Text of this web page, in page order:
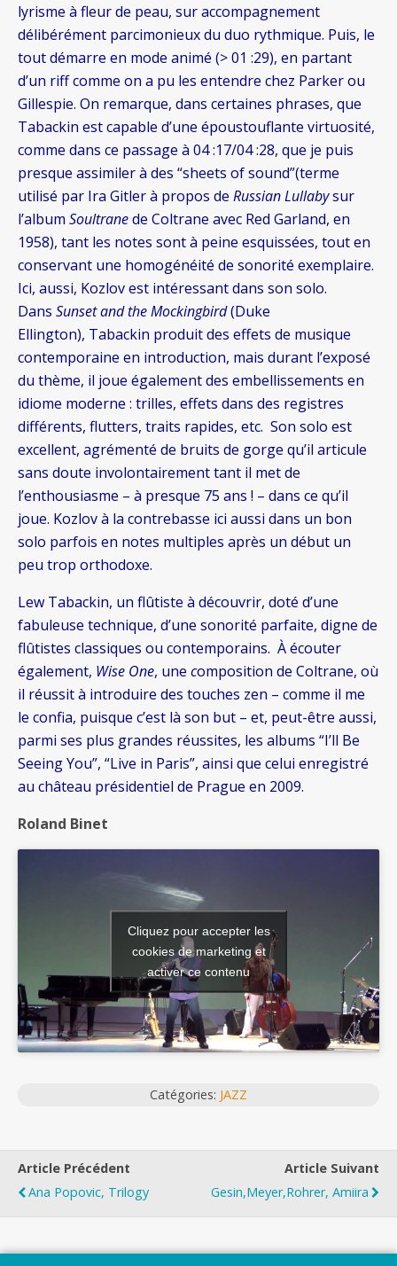
lyrisme à fleur de peau, sur accompagnement
délibérément parcimonieux du duo rythmique. Puis, le
tout démarre en mode animé (> 01 :29), en partant
d’un riff comme on a pu les entendre chez Parker ou
Gillespie. On remarque, dans certaines phrases, que
Tabackin est capable d’une époustouflante virtuosité,
comme dans ce passage à 04 :17/04 :28, que je puis
presque assimiler à des “sheets of sound”(terme
utilisé par Ira Gitler à propos de Russian Lullabysur
l’album Soultranede Coltrane avec Red Garland, en
1958), tant les notes sont à peine esquissées, tout en
conservant une homogénéité de sonorité exemplaire.
Ici, aussi, Kozlov est intéressant dans son solo.
Dans Sunset and the Mockingbird(Duke
Ellington), Tabackin produit des effets de musique
contemporaine en introduction, mais durant l’exposé
du thème, il joue également des embellissements en
idiome moderne : trilles, effets dans des registres
différents, flutters, traits rapides, etc. Son solo est
excellent, agrémenté de bruits de gorge qu’il articule
sans doute involontairement tant il met de
l’enthousiasme – à presque 75 ans ! – dans ce qu’il
joue. Kozlov à la contrebasse ici aussi dans un bon
solo parfois en notes multiples après un début un
peu trop orthodoxe.
Lew Tabackin, un flûtiste à découvrir, doté d’une
fabuleuse technique, d’une sonorité parfaite, digne de
flûtistes classiques ou contemporains. À écouter
également, Wise One, une composition de Coltrane, où
il réussit à introduire des touches zen – comme il me
le confia, puisque c’est là son but – et, peut-être aussi,
parmi ses plus grandes réussites, les albums “I’ll Be
Seeing You”, “Live in Paris”, ainsi que celui enregistré
au château présidentiel de Prague en 2009.
Roland Binet
Cliquez pour accepter les
cookies de marketing et
activer ce contenu
Catégories: JAZZ
Article Précédent
Ana Popovic, Trilogy
Article Suivant
Gesin,Meyer,Rohrer, Amiira